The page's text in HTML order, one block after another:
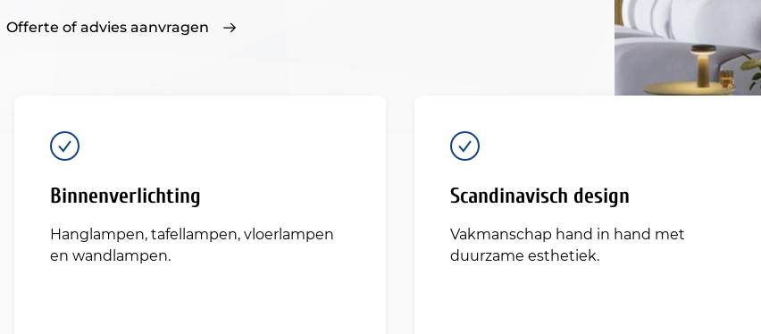
Offerte of advies aanvragen
Binnenverlichting
Hanglampen, tafellampen, vloerlampen
en wandlampen.
Scandinavisch design
Vakmanschap hand in hand met
duurzame esthetiek.